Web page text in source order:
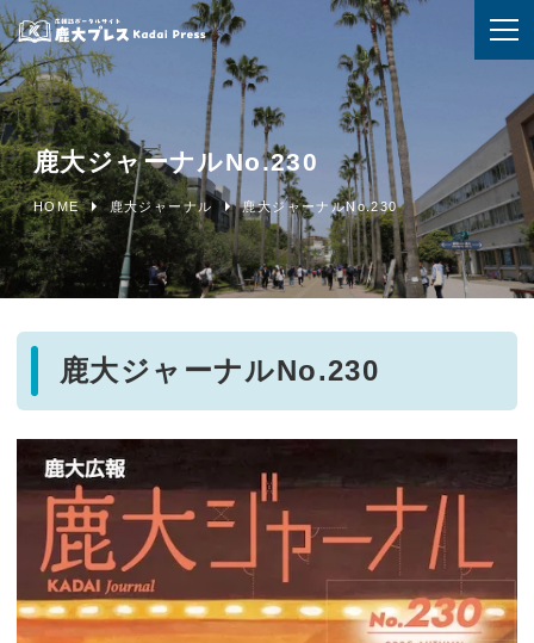
鹿大ジャーナルNo.230
HOME 鹿大ジャーナル 鹿大ジャーナルNo.230
鹿大ジャーナルNo.230